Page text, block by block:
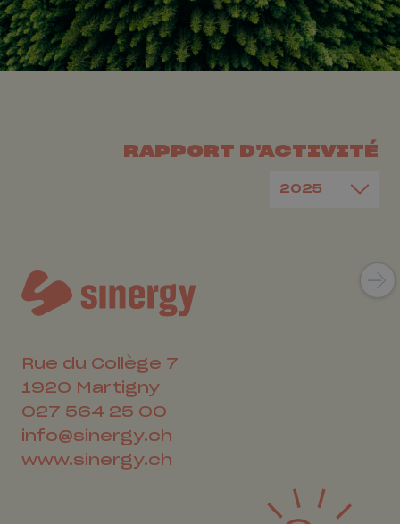
Rue du Collège 7
1920
Martigny
027 564 25 00
info@sinergy.ch
www.sinergy.ch
RAPPORT D'ACTIVITÉ